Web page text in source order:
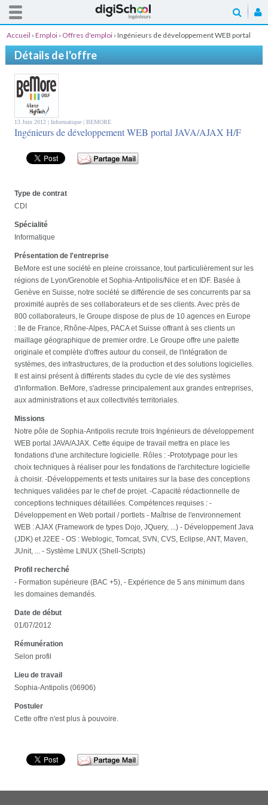
Accueil › Emploi › Offres d'emploi › Ingénieurs de développement WEB portal
JAVA/AJAX H/F
Détails de l'offre
13 Juin 2012 | Informatique | BEMORE
Ingénieurs de développement WEB portal JAVA/AJAX H/F
Type de contrat
CDI
Spécialité
Informatique
Présentation de l'entreprise
BeMore est une société en pleine croissance, tout particulièrement sur les
régions de Lyon/Grenoble et Sophia-Antipolis/Nice et en IDF. Basée à
Genève en Suisse, notre société se différencie de ses concurrents par sa
proximité auprès de ses collaborateurs et de ses clients. Avec près de
800 collaborateurs, le Groupe dispose de plus de 10 agences en Europe
: Ile de France, Rhône-Alpes, PACA et Suisse offrant à ses clients un
maillage géographique de premier ordre. Le Groupe offre une palette
originale et complète d'offres autour du conseil, de l'intégration de
systèmes, des infrastructures, de la production et des solutions logicielles.
Il est ainsi présent à différents stades du cycle de vie des systèmes
d'information. BeMore, s'adresse principalement aux grandes entreprises,
aux administrations et aux collectivités territoriales.
Missions
Notre pôle de Sophia-Antipolis recrute trois Ingénieurs de développement
WEB portal JAVA/AJAX. Cette équipe de travail mettra en place les
fondations d'une architecture logicielle. Rôles : -Prototypage pour les
choix techniques à réaliser pour les fondations de l'architecture logicielle
à choisir. -Développements et tests unitaires sur la base des conceptions
techniques validées par le chef de projet. -Capacité rédactionnelle de
conceptions techniques détaillées. Compétences requises : -
Développement en Web portail / portlets - Maîtrise de l'environnement
WEB : AJAX (Framework de types Dojo, JQuery, ...) - Développement Java
(JDK) et J2EE - OS : Weblogic, Tomcat, SVN, CVS, Eclipse, ANT, Maven,
JUnit, ... - Système LINUX (Shell-Scripts)
Profil recherché
- Formation supérieure (BAC +5), - Expérience de 5 ans minimum dans
les domaines demandés.
Date de début
01/07/2012
Rémunération
Selon profil
Lieu de travail
Sophia-Antipolis (06906)
Postuler
Cette offre n'est plus à pouvoire.